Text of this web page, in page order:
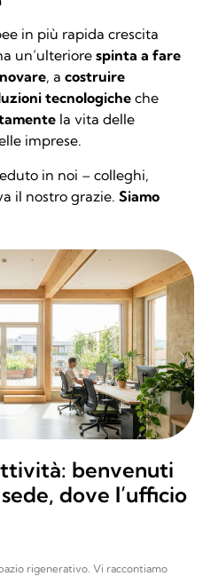
in più rapida crescita
un’ulteriore spinta a fare
, a costruire
tecnologiche che
la vita delle
imprese.
in noi – colleghi,
il nostro grazie. Siamo
benvenuti
dove l’ufficio
rigenerativo. Vi raccontiamo